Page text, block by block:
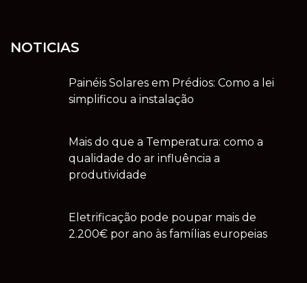
NOTICIAS
Painéis Solares em Prédios: Como a lei
simplificou a instalação
Mais do que a Temperatura: como a
qualidade do ar influência a
produtividade
Eletrificação pode poupar mais de
2.200€ por ano às famílias europeias